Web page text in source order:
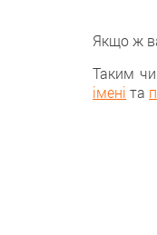
Якщо ж
Таким
імені та